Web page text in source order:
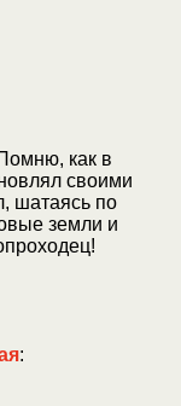
как в
своими
шатаясь по
земли и
: